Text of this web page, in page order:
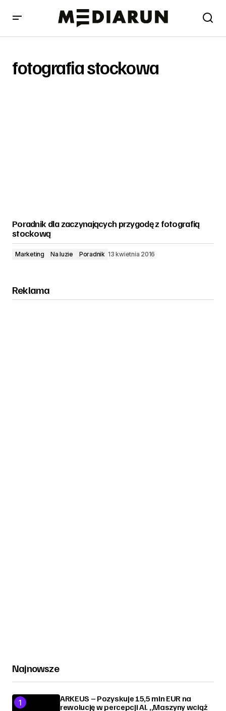
fotografia stockowa
Poradnik dla zaczynających przygodę z fotografią
stockową
Marketing Na luzie Poradnik 13 kwietnia 2016
Reklama
Najnowsze
ARKEUS – Pozyskuje 15,5 mln EUR na
rewolucję w percepcji AI. „Maszyny wciąż